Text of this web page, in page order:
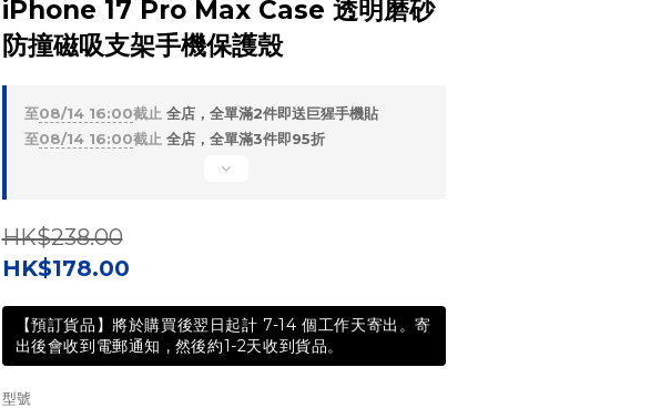
iPhone 17 Pro Max Case 透明磨砂
防撞磁吸支架手機保護殼
至08/14 16:00截止 全店，全單滿2件即送巨猩手機貼
至08/14 16:00截止 全店，全單滿3件即95折
HK$238.00
HK$178.00
【預訂貨品】將於購買後翌日起計 7-14 個工作天寄出。寄
出後會收到電郵通知 , 然後約1-2天收到貨品。
型號